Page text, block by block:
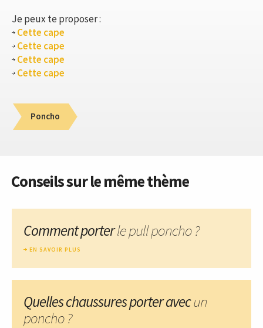
Je peux te proposer :
Cette cape
Cette cape
Cette cape
Cette cape
Poncho
Conseils sur le même thème
Comment porterle pull poncho ?
EN SAVOIR PLUS
Quelles chaussures porter avecun
poncho ?